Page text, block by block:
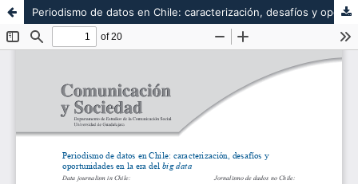
Periodismo de datos en Chile: caracterización, desafíos y oportunidades en la era del big data